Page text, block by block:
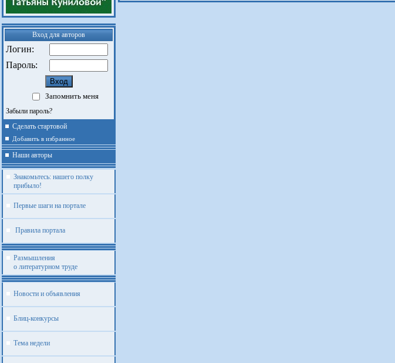
Вход для авторов
Логин:
Пароль:
Запомнить меня
Забыли пароль?
Сделать стартовой
Добавить в избранное
Наши авторы
Знакомьтесь: нашего полку
прибыло!
Первые шаги на портале
Правила портала
Размышления
о литературном труде
Новости и объявления
Блиц-конкурсы
Тема недели